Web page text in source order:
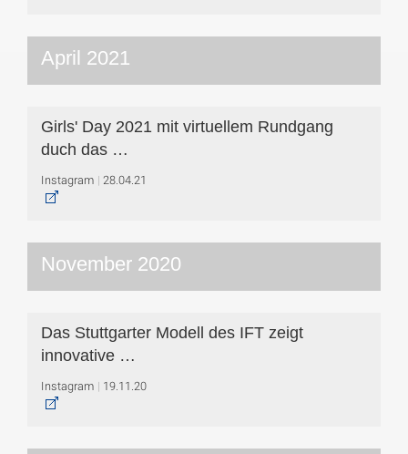
April 2021
Girls' Day 2021 mit virtuellem Rundgang
duch das …
Instagram 28.04.21
November 2020
Das Stuttgarter Modell des IFT zeigt
innovative …
Instagram 19.11.20